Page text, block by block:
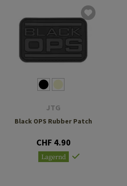
JTG
Black OPS Rubber Patch
CHF 4.90
Lagernd